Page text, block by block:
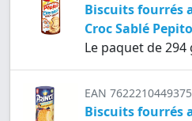
Biscuits fourrés
Croc Sablé Pepito
Le paquet de 294
EAN 7622210449375
Biscuits fourrés